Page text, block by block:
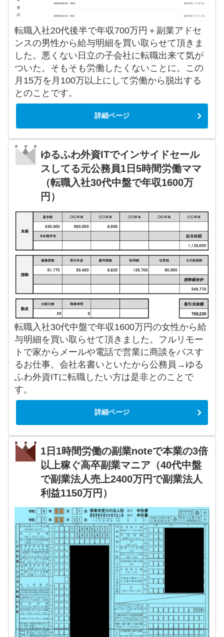
転職入社20代後半で年収700万円＋副業アドセ
ンスの男性から給与明細を買い取らせて頂きま
した。悪くない日立の子会社に転職出来て気が
ついた。そもそも労働したくないことに。この
月15万を月100万以上にして労働から脱出する
とのことです。
詳細ページ
ゆるふわ外資ITでインサイドセール
スしてる元公務員1日5時間労働ママ
（転職入社30代中盤で年収1600万
円）
転職入社30代中盤で年収1600万円の女性から給
与明細を買い取らせて頂きました。フルリモー
トで家からメールや電話で営業に商談をパスす
るお仕事。会社名書いといたから公務員→ゆる
ふわ外資ITに転職したい方は是非とのことで
す。
詳細ページ
1日1時間労働の副業noteで本業の3倍
以上稼ぐ高卒副業マニア（40代中盤
で副業法人売上2400万円で副業法人
利益1150万円）